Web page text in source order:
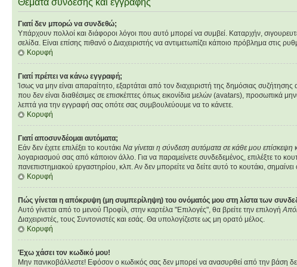
Γιατί δεν μπορώ να συνδεθώ;
Υπάρχουν πολλοί και διάφοροι λόγοι που αυτό μπορεί να συμβεί. Καταρχήν,
σελίδα. Είναι επίσης πιθανό ο Διαχειριστής να αντιμετωπίζει κάποιο πρόβλημα στις
Κορυφή
Γιατί πρέπει να κάνω εγγραφή;
Ίσως να μην είναι απαραίτητο, εξαρτάται από τον διαχειριστή της δημόσιας
που δεν είναι διαθέσιμες σε επισκέπτες όπως εικονίδια μελών (avatars), προσωπικά
λεπτά για την εγγραφή σας οπότε σας συμβουλεύουμε να το κάνετε.
Κορυφή
Γιατί αποσυνδέομαι αυτόματα;
Εάν δεν έχετε επιλέξει το κουτάκι Να γίνεται η σύνδεση αυτόματα σε κάθε μου επίσκεψη
λογαριασμού σας από κάποιον άλλο. Για να παραμείνετε συνδεδεμένος, επιλέξτε το
πανεπιστημιακού εργαστηρίου, κλπ. Αν δεν μπορείτε να δείτε αυτό το κουτάκι, σημαίνει
Κορυφή
Πώς γίνεται η απόκρυψη (μη συμπερίληψη) του ονόματός μου στη λίστα των
Αυτό γίνεται από το μενού Προφίλ, στην καρτέλα "Επιλογές", θα βρείτε την επιλογή
Διαχειριστές, τους Συντονιστές και εσάς. Θα υπολογίζεστε ως μη ορατό μέλος.
Κορυφή
Έχω χάσει τον κωδικό μου!
Μην πανικοβάλλεστε! Εφόσον ο κωδικός σας δεν μπορεί να ανασυρθεί από την βάση